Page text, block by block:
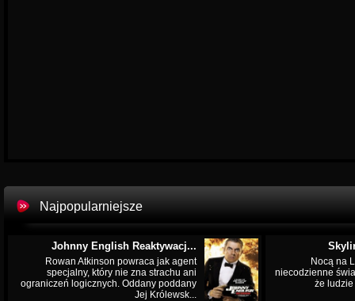
Najpopularniejsze
Johnny English Reaktywacj...
Rowan Atkinson powraca jak agent
specjalny, który nie zna strachu ani
ograniczeń logicznych. Oddany poddany
Jej Królewsk...
Nocą na
niecodzienne
że